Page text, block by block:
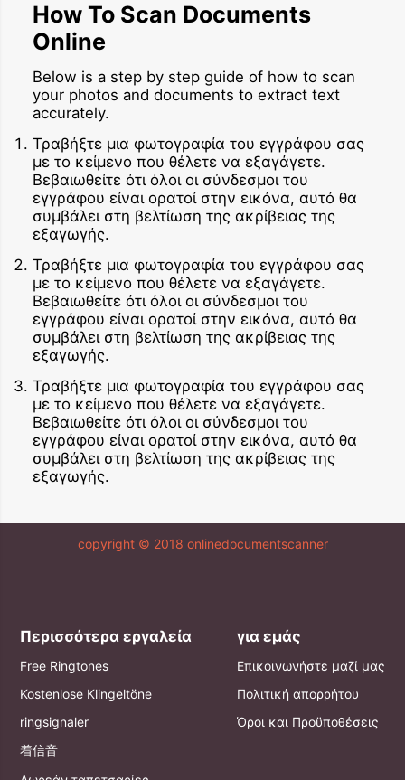
How To Scan Documents
Online
Below is a step by step guide of how to scan
your photos and documents to extract text
accurately.
Τραβήξτε μια φωτογραφία του εγγράφου σας
με το κείμενο που θέλετε να εξαγάγετε.
Βεβαιωθείτε ότι όλοι οι σύνδεσμοι του
εγγράφου είναι ορατοί στην εικόνα, αυτό θα
συμβάλει στη βελτίωση της ακρίβειας της
εξαγωγής.
Τραβήξτε μια φωτογραφία του εγγράφου σας
με το κείμενο που θέλετε να εξαγάγετε.
Βεβαιωθείτε ότι όλοι οι σύνδεσμοι του
εγγράφου είναι ορατοί στην εικόνα, αυτό θα
συμβάλει στη βελτίωση της ακρίβειας της
εξαγωγής.
Τραβήξτε μια φωτογραφία του εγγράφου σας
με το κείμενο που θέλετε να εξαγάγετε.
Βεβαιωθείτε ότι όλοι οι σύνδεσμοι του
εγγράφου είναι ορατοί στην εικόνα, αυτό θα
συμβάλει στη βελτίωση της ακρίβειας της
εξαγωγής.
copyright © 2018 onlinedocumentscanner
Περισσότερα εργαλεία
Free Ringtones
Kostenlose Klingeltöne
ringsignaler
着信音
για εμάς
Επικοινωνήστε μαζί μας
Πολιτική απορρήτου
Όροι και Προϋποθέσεις